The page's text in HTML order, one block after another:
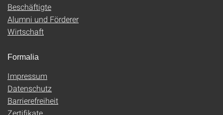
Beschäftigte
Alumni und Förderer
Wirtschaft
Formalia
Impressum
Datenschutz
Barrierefreiheit
Zertifikate